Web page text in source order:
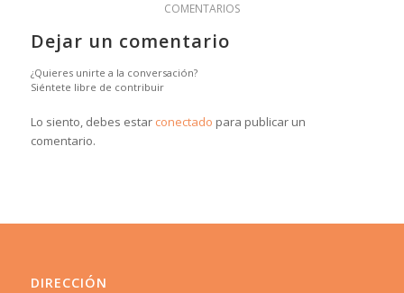
COMENTARIOS
Dejar un comentario
¿Quieres unirte a la conversación?
Siéntete libre de contribuir
Lo siento, debes estar conectado para publicar un
comentario.
DIRECCIÓN